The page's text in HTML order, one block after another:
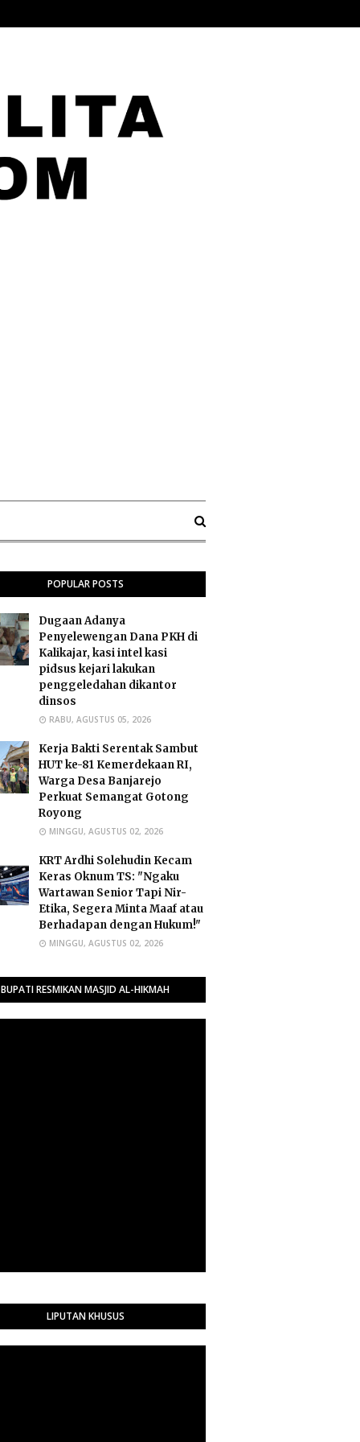
POPULAR POSTS
Dugaan Adanya
Penyelewengan Dana PKH di
Kalikajar, kasi intel kasi
pidsus kejari lakukan
penggeledahan dikantor
dinsos
RABU, AGUSTUS 05, 2026
Kerja Bakti Serentak Sambut
HUT ke-81 Kemerdekaan RI,
Warga Desa Banjarejo
Perkuat Semangat Gotong
Royong
MINGGU, AGUSTUS 02, 2026
​KRT Ardhi Solehudin Kecam
Keras Oknum TS: "Ngaku
Wartawan Senior Tapi Nir-
Etika, Segera Minta Maaf atau
Berhadapan dengan Hukum!"
MINGGU, AGUSTUS 02, 2026
BUPATI RESMIKAN MASJID AL-HIKMAH
LIPUTAN KHUSUS